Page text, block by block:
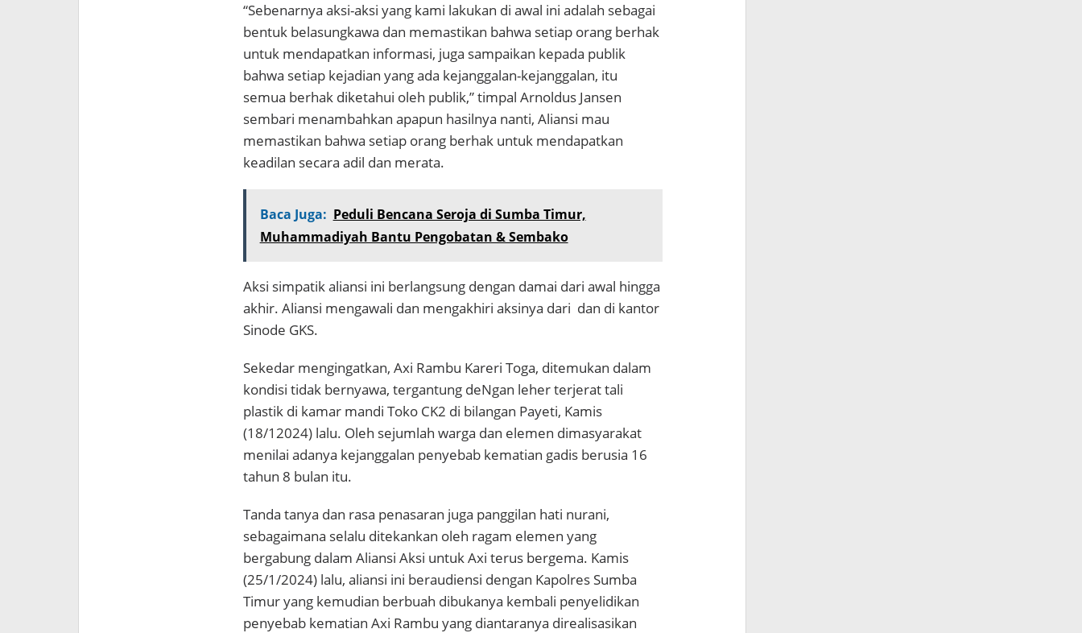
“Sebenarnya aksi-aksi yang kami lakukan di awal ini adalah sebagai
bentuk belasungkawa dan memastikan bahwa setiap orang berhak
untuk mendapatkan informasi, juga sampaikan kepada publik
bahwa setiap kejadian yang ada kejanggalan-kejanggalan, itu
semua berhak diketahui oleh publik,” timpal Arnoldus Jansen
sembari menambahkan apapun hasilnya nanti, Aliansi mau
memastikan bahwa setiap orang berhak untuk mendapatkan
keadilan secara adil dan merata.
Baca Juga: Peduli Bencana Seroja di Sumba Timur,
Muhammadiyah Bantu Pengobatan & Sembako
Aksi simpatik aliansi ini berlangsung dengan damai dari awal hingga
akhir. Aliansi mengawali dan mengakhiri aksinya dari dan di kantor
Sinode GKS.
Sekedar mengingatkan, Axi Rambu Kareri Toga, ditemukan dalam
kondisi tidak bernyawa, tergantung deNgan leher terjerat tali
plastik di kamar mandi Toko CK2 di bilangan Payeti, Kamis
(18/12024) lalu. Oleh sejumlah warga dan elemen dimasyarakat
menilai adanya kejanggalan penyebab kematian gadis berusia 16
tahun 8 bulan itu.
Tanda tanya dan rasa penasaran juga panggilan hati nurani,
sebagaimana selalu ditekankan oleh ragam elemen yang
bergabung dalam Aliansi Aksi untuk Axi terus bergema. Kamis
(25/1/2024) lalu, aliansi ini beraudiensi dengan Kapolres Sumba
Timur yang kemudian berbuah dibukanya kembali penyelidikan
penyebab kematian Axi Rambu yang diantaranya direalisasikan